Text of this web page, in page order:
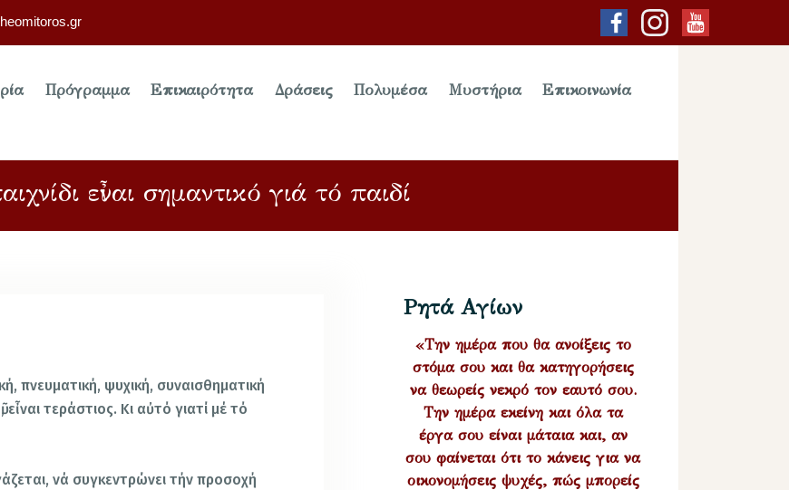
Πρόγραμμα Επικαιρότητα Δράσεις Πολυμέσα Μυστήρια Επικοινωνία
εἶναι σημαντικό γιά τό παιδί
πνευματική, ψυχική, συναισθηματική
εἶναι τεράστιος. Κι αὐτό γιατί μέ τό
νά συγκεντρώνει τήν προσοχή
Ρητά Αγίων
«Την ημέρα που θα ανοίξεις το
στόμα σου και θα κατηγορήσεις
να θεωρείς νεκρό τον εαυτό σου.
Την ημέρα εκείνη και όλα τα
έργα σου είναι μάταια και, αν
σου φαίνεται ότι το κάνεις για να
οικονομήσεις ψυχές, πώς μπορείς